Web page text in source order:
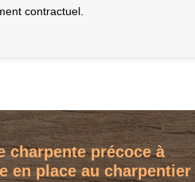
contractuel.
charpente précoce à
en place au charpentier